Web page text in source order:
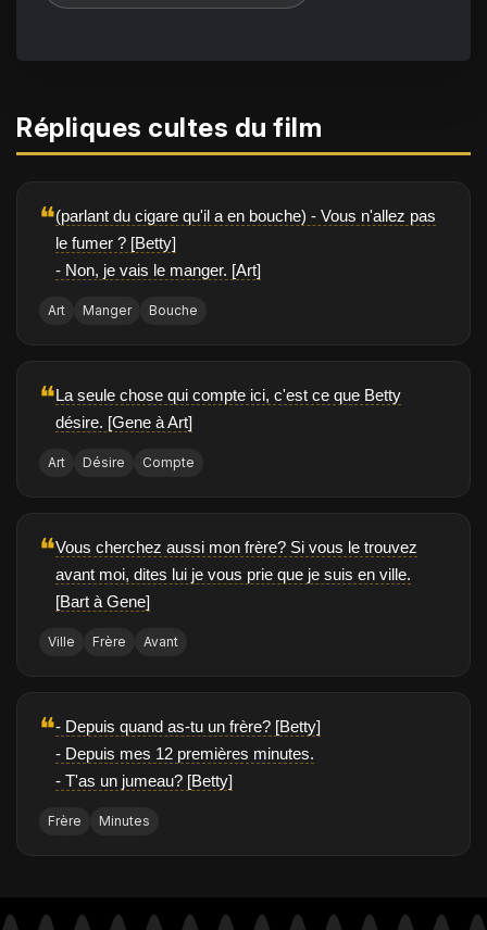
Répliques cultes du film
❝(parlant du cigare qu'il a en bouche) - Vous n'allez pas
le fumer ? [Betty]
- Non, je vais le manger. [Art]
Art Manger Bouche
❝La seule chose qui compte ici, c'est ce que Betty
désire. [Gene à Art]
Art Désire Compte
❝Vous cherchez aussi mon frère? Si vous le trouvez
avant moi, dites lui je vous prie que je suis en ville.
[Bart à Gene]
Ville Frère Avant
❝- Depuis quand as-tu un frère? [Betty]
- Depuis mes 12 premières minutes.
- T'as un jumeau? [Betty]
Frère Minutes